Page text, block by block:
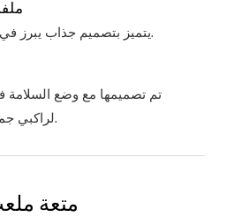
يتميز بتصميم جذاب يبرز في أي مكان.
تم تصميمها مع وضع السلامة
لراكبي جميع الأعمار.
متعة